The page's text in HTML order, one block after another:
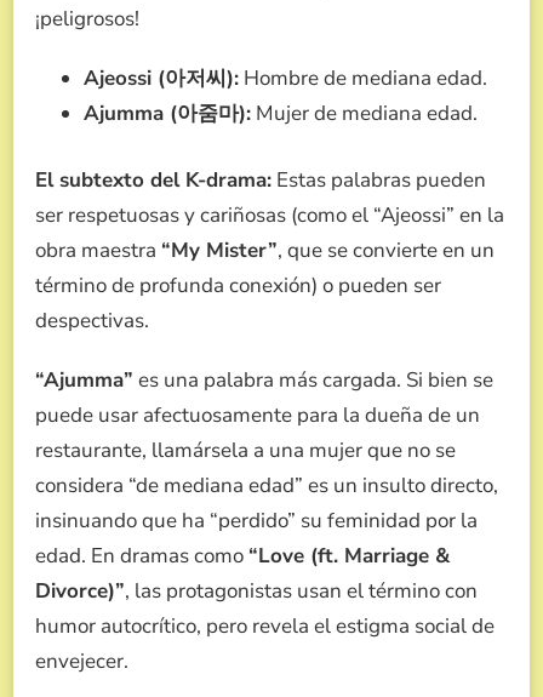
¡peligrosos!
Ajeossi (아저씨): Hombre de mediana edad.
Ajumma (아줌마): Mujer de mediana edad.
El subtexto del K-drama: Estas palabras pueden
ser respetuosas y cariñosas (como el “Ajeossi” en la
obra maestra “My Mister”, que se convierte en un
término de profunda conexión) o pueden ser
despectivas.
“Ajumma” es una palabra más cargada. Si bien se
puede usar afectuosamente para la dueña de un
restaurante, llamársela a una mujer que no se
considera “de mediana edad” es un insulto directo,
insinuando que ha “perdido” su feminidad por la
edad. En dramas como “Love (ft. Marriage &
Divorce)”, las protagonistas usan el término con
humor autocrítico, pero revela el estigma social de
envejecer.